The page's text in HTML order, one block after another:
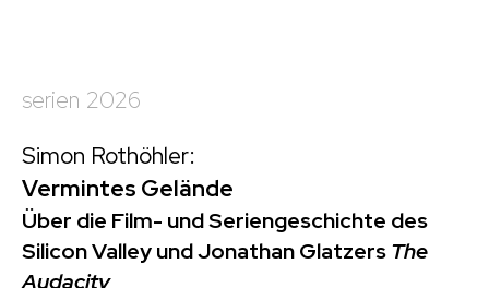
serien 2026
Simon Rothöhler:
Vermintes Gelände
Über die Film- und Seriengeschichte des
Silicon Valley und Jonathan GlatzersThe
Audacity